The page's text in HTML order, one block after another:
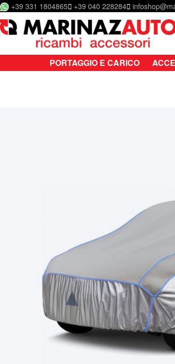
Salta al contenuto
+39 331 1804865 +39 040 228284
PORTAGGIO E CARICO